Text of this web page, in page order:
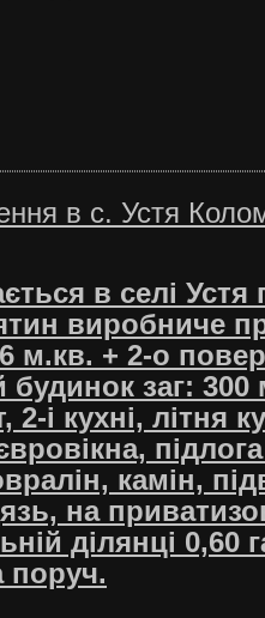
в с. Устя
в селі Устя
виробниче
м.кв. + 2-о
заг: 300
2-і кухні, літня
камін,
на
ділянці 0,60
поруч.